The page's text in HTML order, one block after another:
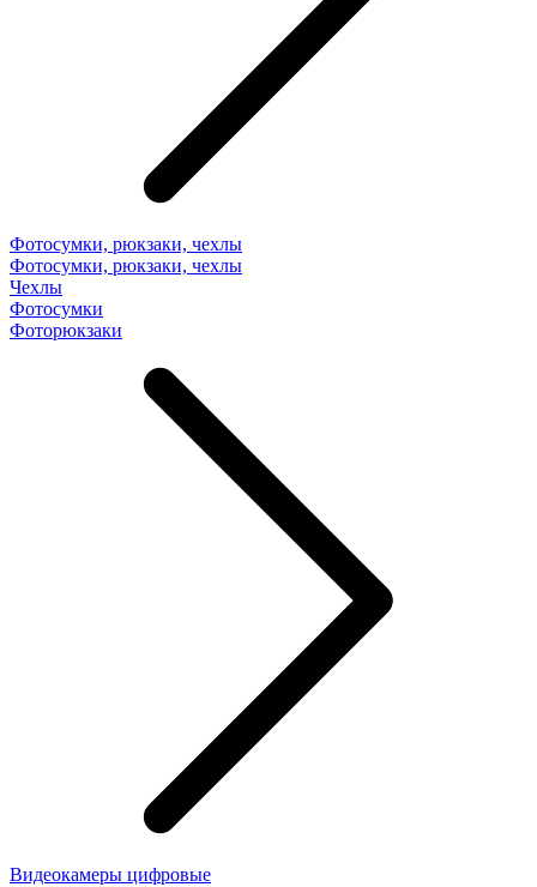
Фотосумки, рюкзаки, чехлы
Фотосумки, рюкзаки, чехлы
Чехлы
Фотосумки
Фоторюкзаки
Видеокамеры цифровые